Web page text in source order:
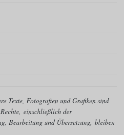
Texte, Fotografien und Grafiken sind
einschließlich der
Bearbeitung und Übersetzung, bleiben